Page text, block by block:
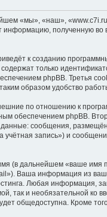
«мы», «наш»,
полученную
к созданию
только
phpBB. Третья
образом удобство
по отношению к
обеспечением phpBB.
сообщения,
запись») и
(в дальнейшем «ваше имя
Ваша информация из
Любая информация,
так и необязательной
общедоступна. Кроме